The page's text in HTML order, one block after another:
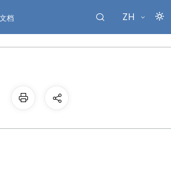
档 ZH